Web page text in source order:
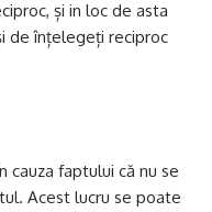
și in loc de asta
de înțelegeți reciproc
faptului că nu se
Acest lucru se poate